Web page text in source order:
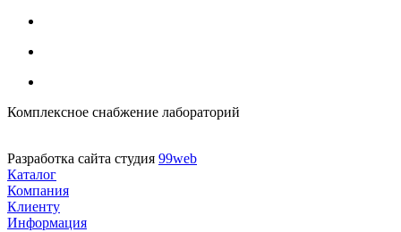
Комплексное снабжение лабораторий
Разработка сайта студия 99web
Каталог
Компания
Клиенту
Информация